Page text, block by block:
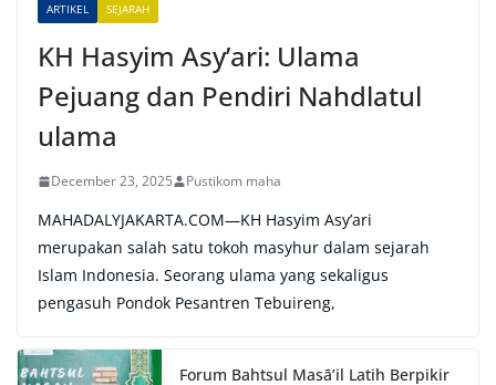
ARTIKEL SEJARAH
KH Hasyim Asy’ari: Ulama
Pejuang dan Pendiri Nahdlatul
ulama
December 23, 2025 Pustikom maha
MAHADALYJAKARTA.COM—KH Hasyim Asy’ari
merupakan salah satu tokoh masyhur dalam sejarah
Islam Indonesia. Seorang ulama yang sekaligus
pengasuh Pondok Pesantren Tebuireng,
Forum Bahtsul Masā’il Latih Berpikir